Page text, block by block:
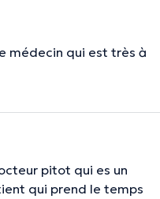
médecin qui est très à
pitot qui es un
qui prend le temps